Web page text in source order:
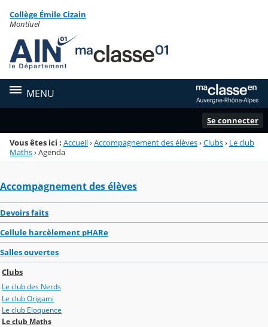
Menu de la rubrique
Contenu
Collège Émile Cizain
Montluel
MENU
Se connecter
Vous êtes ici : Accueil›Accompagnement des élèves›Clubs› Le club
Maths›Agenda
Accompagnement des élèves
Devoirs faits
Cellule harcèlement pHARe
Salles ouvertes
Clubs
Le club des Nerds
Le club Origami
Le club Eloquence
Le club Maths